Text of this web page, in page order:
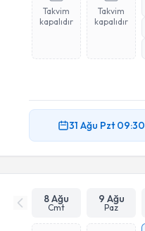
Takvim
kapalıdır
Takvim
kapalıdır
31 Ağu Pzt 09:30
8 Ağu
Cmt
9 Ağu
Paz